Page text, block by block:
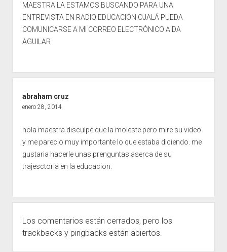
MAESTRA LA ESTAMOS BUSCANDO PARA UNA
ENTREVISTA EN RADIO EDUCACIÓN OJALÁ PUEDA
COMUNICARSE A MI CORREO ELECTRÓNICO AIDA
AGUILAR
abraham cruz
enero 28, 2014
hola maestra disculpe que la moleste pero mire su video
y me parecio muy importante lo que estaba diciendo. me
gustaria hacerle unas prenguntas aserca de su
trajesctoria en la educacion.
Los comentarios están cerrados, pero los
trackbacks y pingbacks están abiertos.